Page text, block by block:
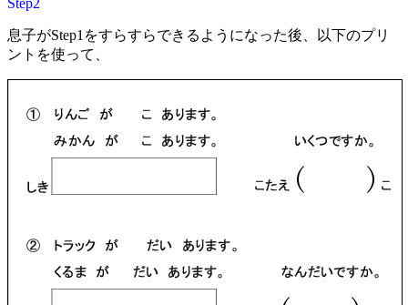
息子がStep1をすらすらできるようになった後、以下のプリ
ントを使って、